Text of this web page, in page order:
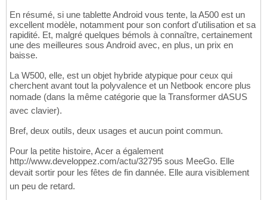
En résumé, si une tablette Android vous tente, la A500 est un
excellent modèle, notamment pour son confort d'utilisation et sa
rapidité. Et, malgré quelques bémols à connaître, certainement
une des meilleures sous Android avec, en plus, un prix en
baisse.
La W500, elle, est un objet hybride atypique pour ceux qui
cherchent avant tout la polyvalence et un Netbook encore plus
nomade (dans la même catégorie que la Transformer dASUS
avec clavier).
Bref, deux outils, deux usages et aucun point commun.
Pour la petite histoire, Acer a également
http://www.developpez.com/actu/32795 sous MeeGo. Elle
devait sortir pour les fêtes de fin dannée. Elle aura visiblement
un peu de retard.